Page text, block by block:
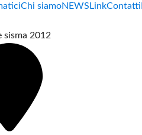
Chi siamoNEWS LinkContatti
sisma 2012